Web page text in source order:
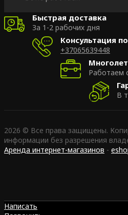
Быстрая доставка
За 1-2 рабочих дня
Консультация
+37065639448
Работаем
В
2026 © Все права защищены.
информации без разрешения
Аренда интернет-магазинов -
Написать